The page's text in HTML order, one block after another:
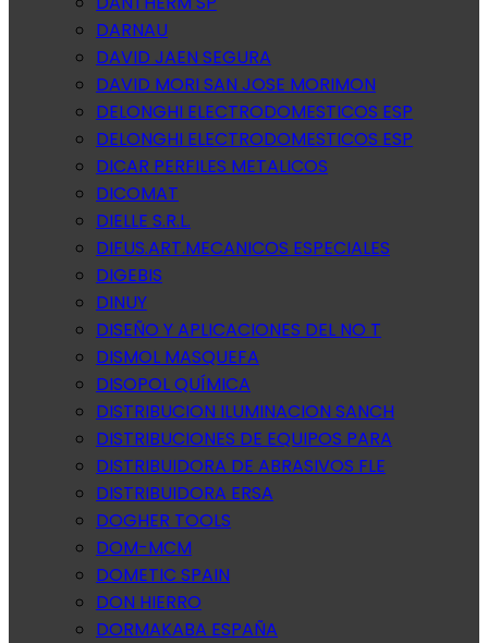
DARNAU
DAVID JAEN SEGURA
DAVID MORI SAN JOSE MORIMON
DELONGHI ELECTRODOMESTICOS ESP
DELONGHI ELECTRODOMESTICOS ESP
DICAR PERFILES METALICOS
DICOMAT
DIELLE S.R.L.
DIFUS.ART.MECANICOS ESPECIALES
DIGEBIS
DINUY
DISEÑO Y APLICACIONES DEL NO T
DISMOL MASQUEFA
DISOPOL QUÍMICA
DISTRIBUCION ILUMINACION SANCH
DISTRIBUCIONES DE EQUIPOS PARA
DISTRIBUIDORA DE ABRASIVOS FLE
DISTRIBUIDORA ERSA
DOGHER TOOLS
DOM-MCM
DOMETIC SPAIN
DON HIERRO
DORMAKABA ESPAÑA